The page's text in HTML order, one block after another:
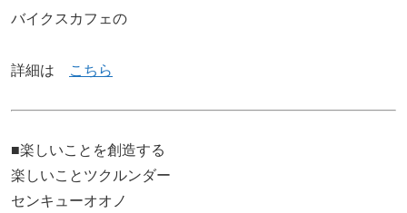
バイクスカフェの
詳細は こちら
■楽しいことを創造する
楽しいことツクルンダー
センキューオオノ